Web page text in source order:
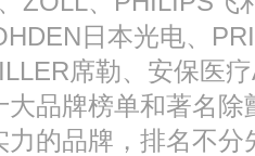
日本光电、
席勒、安保医
大品牌榜单和著名
的品牌，排名不